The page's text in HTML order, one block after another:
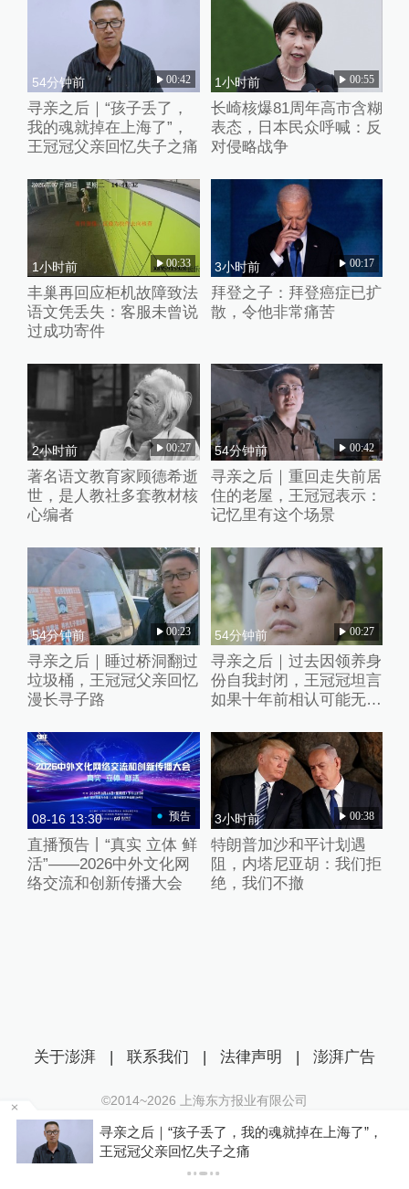
54分钟前 00:42
寻亲之后｜“孩子丢了，
我的魂就掉在上海了”，
王冠冠父亲回忆失子之痛
1小时前 00:55
长崎核爆81周年高市含糊
表态，日本民众呼喊：反
对侵略战争
1小时前 00:33
丰巢再回应柜机故障致法
语文凭丢失：客服未曾说
过成功寄件
3小时前 00:17
拜登之子：拜登癌症已扩
散，令他非常痛苦
2小时前 00:27
著名语文教育家顾德希逝
世，是人教社多套教材核
心编者
54分钟前 00:42
寻亲之后｜重回走失前居
住的老屋，王冠冠表示：
记忆里有这个场景
54分钟前 00:23
寻亲之后｜睡过桥洞翻过
垃圾桶，王冠冠父亲回忆
漫长寻子路
54分钟前 00:27
寻亲之后｜过去因领养身
份自我封闭，王冠冠坦言
如果十年前相认可能无法
08-16 13:30 预告
直播预告丨“真实 立体 鲜
活”——2026中外文化网
络交流和创新传播大会
3小时前 00:38
特朗普加沙和平计划遇
阻，内塔尼亚胡：我们拒
绝，我们不撤
寻亲之后｜“孩子丢了，我的魂就掉在上海了”，
王冠冠父亲回忆失子之痛
关于澎湃 | 联系我们 | 法律声明 | 澎湃广告
©2014~2026 上海东方报业有限公司
沪ICP证：沪B2-20170116 | 沪ICP备14003370号
互联网新闻信息服务许可证：31120170006
沪公网安备 31010602000299号